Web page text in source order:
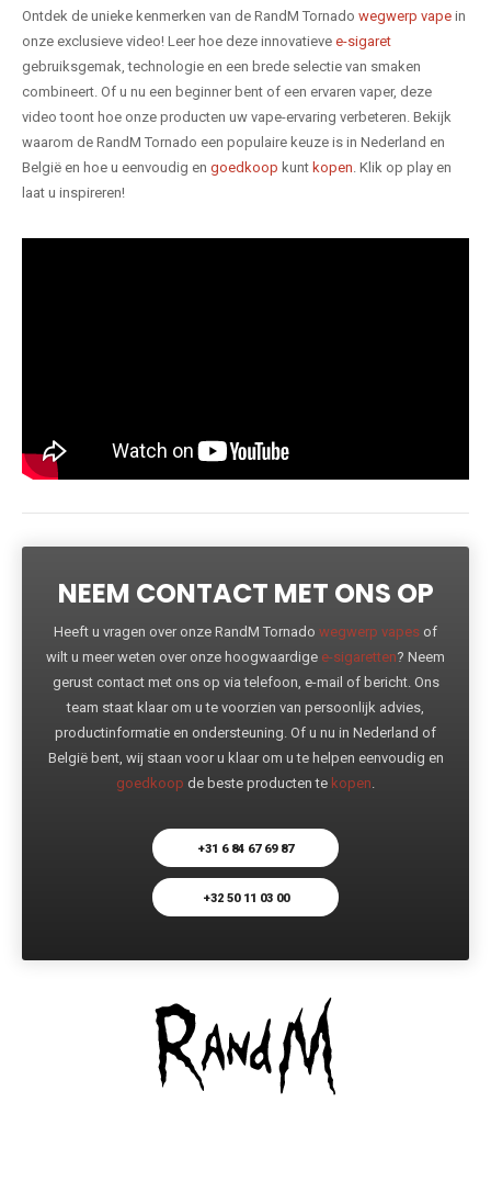
Ontdek de unieke kenmerken van de RandM Tornado wegwerp vape in
onze exclusieve video! Leer hoe deze innovatieve e-sigaret
gebruiksgemak, technologie en een brede selectie van smaken
combineert. Of u nu een beginner bent of een ervaren vaper, deze
video toont hoe onze producten uw vape-ervaring verbeteren. Bekijk
waarom de RandM Tornado een populaire keuze is in Nederland en
België en hoe u eenvoudig en goedkoop kunt kopen. Klik op play en
laat u inspireren!
NEEM CONTACT MET ONS OP
Heeft u vragen over onze RandM Tornado wegwerp vapes of
wilt u meer weten over onze hoogwaardige e-sigaretten? Neem
gerust contact met ons op via telefoon, e-mail of bericht. Ons
team staat klaar om u te voorzien van persoonlijk advies,
productinformatie en ondersteuning. Of u nu in Nederland of
België bent, wij staan voor u klaar om u te helpen eenvoudig en
goedkoop de beste producten te kopen.
+31 6 84 67 69 87
+32 50 11 03 00